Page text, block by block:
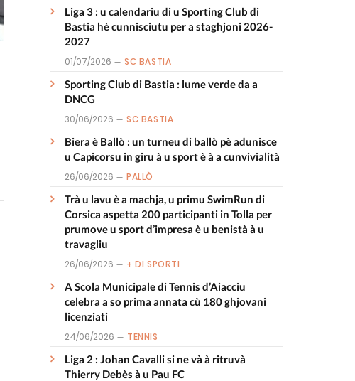
Liga 3 : u calendariu di u Sporting Club di
Bastia hè cunnisciutu per a staghjoni 2026-
2027
01/07/2026 SC BASTIA
Sporting Club di Bastia : lume verde da a
DNCG
30/06/2026 SC BASTIA
Biera è Ballò : un turneu di ballò pè adunisce
u Capicorsu in giru à u sport è à a cunvivialità
26/06/2026 PALLÒ
Trà u lavu è a machja, u primu SwimRun di
Corsica aspetta 200 participanti in Tolla per
prumove u sport d’impresa è u benistà à u
travagliu
26/06/2026 + DI SPORTI
A Scola Municipale di Tennis d’Aiacciu
celebra a so prima annata cù 180 ghjovani
licenziati
24/06/2026 TENNIS
Liga 2 : Johan Cavalli si ne và à ritruvà
Thierry Debès à u Pau FC